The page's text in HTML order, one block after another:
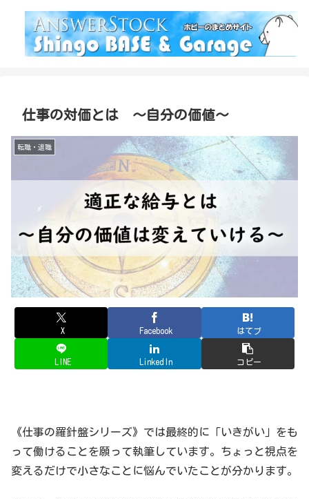
仕事の対価とは ～自分の価値～
転職・退職
X Facebook はてブ
LINE LinkedIn コピー
《仕事の羅針盤シリーズ》では最終的に「いきがい」をも
って働けることを願って執筆しています。ちょっと視点を
変えるだけで小さなことに悩んでいたことが分かります。